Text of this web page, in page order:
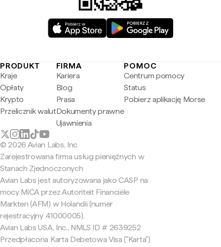
PRODUKT
Kraje
Opłaty
Krypto
Przelicznik walut
FIRMA
Kariera
Blog
Prasa
Dokumenty prawne
Ujawnienia
POMOC
Centrum pomocy
Status
Pobierz aplikację Morse
© 2026 Avian Labs, Inc
Zarejestrowana firma usług pieniężnych w
Stanach Zjednoczonych
Avian Labs jest autoryzowana jako CASP na
mocy MiCA przez Autoriteit Financiële
Markten (AFM) w Holandii (numer
rejestracyjny 41000005).
Avian Labs USA, Inc., NMLS ID # 2639252
Przedpłacona Karta Debetowa Visa ("Karta")